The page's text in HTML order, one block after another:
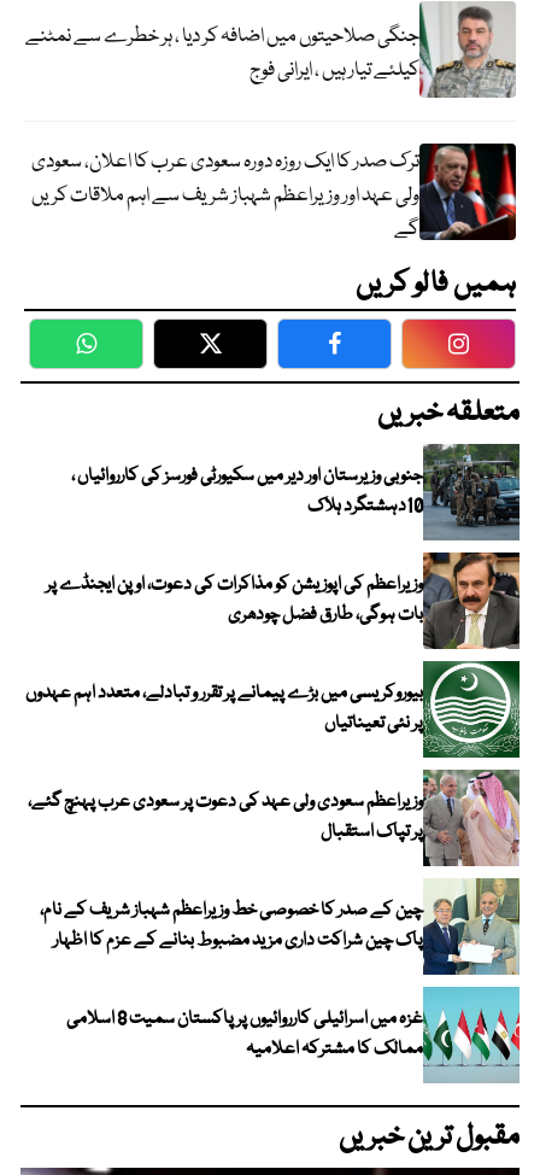
جنگی صلاحیتوں میں اضافہ کر دیا ، ہر خطرے سے نمٹنے
کیلئے تیار ہیں ، ایرانی فوج
ترک صدر کا ایک روزہ دورہ سعودی عرب کا اعلان، سعودی
ولی عہد اور وزیراعظم شہباز شریف سے اہم ملاقات کریں
گے
ہمیں فالو کریں
WhatsApp Twitter Facebook
متعلقہ خبریں
جنوبی وزیرستان اور دیر میں سکیورٹی فورسز کی کارروائیاں ،
10دہشتگرد ہلاک
وزیراعظم کی اپوزیشن کو مذاکرات کی دعوت، اوپن ایجنڈے پر
بات ہوگی، طارق فضل چودھری
بیوروکریسی میں بڑے پیمانے پر تقرر و تبادلے، متعدد اہم عہدوں
پر نئی تعیناتیاں
وزیراعظم سعودی ولی عہد کی دعوت پر سعودی عرب پہنچ گئے،
پر تپاک استقبال
چین کے صدر کا خصوصی خط وزیراعظم شہباز شریف کے نام،
پاک چین شراکت داری مزید مضبوط بنانے کے عزم کا اظہار
غزہ میں اسرائیلی کارروائیوں پر پاکستان سمیت 8 اسلامی
ممالک کا مشترکہ اعلامیہ
مقبول ترین خبریں